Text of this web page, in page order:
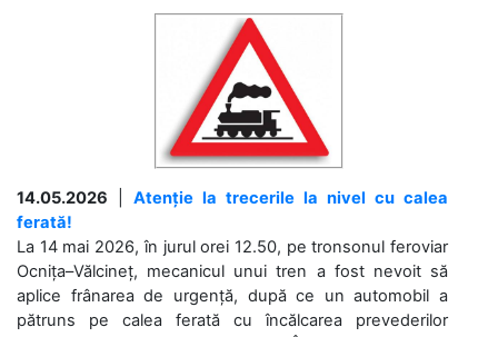
14.05.2026
Atenție la trecerile la nivel cu calea
ferată!
La 14 mai 2026, în jurul orei 12.50, pe tronsonul feroviar
Ocnița–Vălcineț, mecanicul unui tren a fost nevoit să
aplice frânarea de urgență, după ce un automobil a
pătruns pe calea ferată cu încălcarea prevederilor